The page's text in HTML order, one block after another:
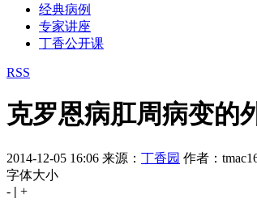
经典病例
专家讲座
丁香公开课
RSS
克罗恩病肛周病变的
2014-12-05 16:06 来源： 丁香园 作者：
字体大小
- | +